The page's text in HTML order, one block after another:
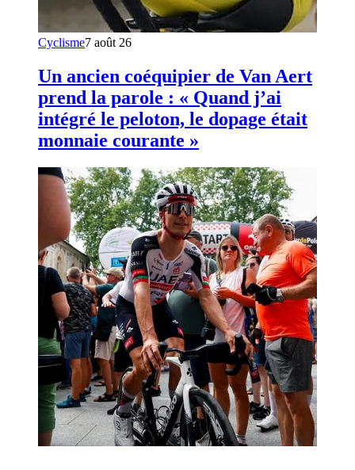
Cyclisme7 août 26
Un ancien coéquipier de Van Aert
prend la parole : « Quand j’ai
intégré le peloton, le dopage était
monnaie courante »